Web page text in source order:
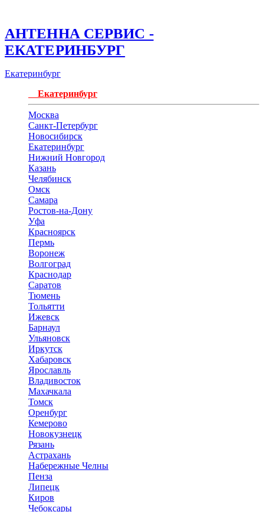
АНТЕННА СЕРВИС -
ЕКАТЕРИНБУРГ
Екатеринбург
Екатеринбург
Москва
Санкт-Петербург
Новосибирск
Екатеринбург
Нижний Новгород
Казань
Челябинск
Омск
Самара
Ростов-на-Дону
Уфа
Красноярск
Пермь
Воронеж
Волгоград
Краснодар
Саратов
Тюмень
Тольятти
Ижевск
Барнаул
Ульяновск
Иркутск
Хабаровск
Ярославль
Владивосток
Махачкала
Томск
Оренбург
Кемерово
Новокузнецк
Рязань
Астрахань
Набережные Челны
Пенза
Липецк
Киров
Чебоксары